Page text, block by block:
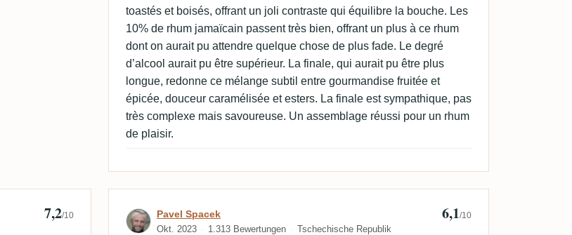
toastés et boisés, offrant un joli contraste qui équilibre la bouche. Les
10% de rhum jamaïcain passent très bien, offrant un plus à ce rhum
dont on aurait pu attendre quelque chose de plus fade. Le degré
d’alcool aurait pu être supérieur. La finale, qui aurait pu être plus
longue, redonne ce mélange subtil entre gourmandise fruitée et
épicée, douceur caramélisée et esters. La finale est sympathique, pas
très complexe mais savoureuse. Un assemblage réussi pour un rhum
de plaisir.
7,2/10 Bewertung von Pavel Spacek
Pavel Spacek
Okt. 2023 1.313 Bewertungen Tschechische Republik
6,1/10